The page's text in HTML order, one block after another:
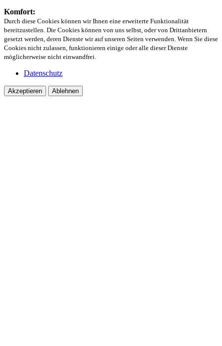
Komfort:
Durch diese Cookies können wir Ihnen eine erweiterte Funktionalität
bereitzustellen. Die Cookies können von uns selbst, oder von Drittanbietern
gesetzt werden, deren Dienste wir auf unseren Seiten verwenden. Wenn Sie diese
Cookies nicht zulassen, funktionieren einige oder alle dieser Dienste
möglicherweise nicht einwandfrei.
Datenschutz
Akzeptieren Ablehnen